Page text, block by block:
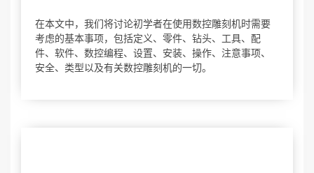
在本文中，我们将讨论初学者在使用数控雕刻机时需要
考虑的基本事项，包括定义、零件、钻头、工具、配
件、软件、数控编程、设置、安装、操作、注意事项、
安全、类型以及有关数控雕刻机的一切。